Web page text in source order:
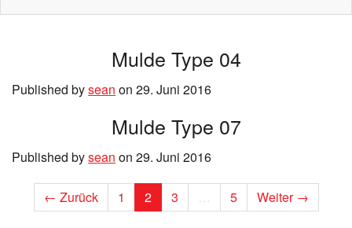
Mulde Type 04
Published bysean on 29. Juni 2016
Mulde Type 07
Published bysean on 29. Juni 2016
← Zurück 1 2 3 5 Weiter →